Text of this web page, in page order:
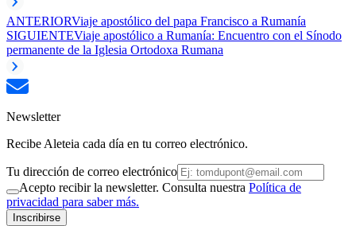
ANTERIORViaje apostólico del papa Francisco a Rumanía
SIGUIENTEViaje apostólico a Rumanía: Encuentro con el Sínodo
permanente de la Iglesia Ortodoxa Rumana
Newsletter
Recibe Aleteia cada día en tu correo electrónico.
Tu dirección de correo electrónico
Acepto recibir la newsletter. Consulta nuestra Política de
privacidad para saber más.
Inscribirse